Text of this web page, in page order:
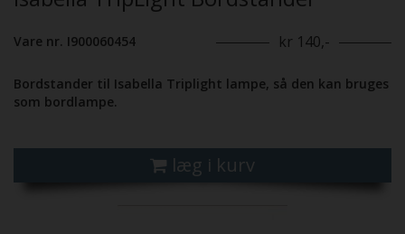
Vare nr. I900060454 kr 140,-
Bordstander til Isabella Triplight lampe, så den kan bruges
som bordlampe.
læg i kurv